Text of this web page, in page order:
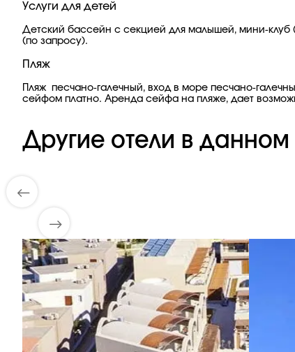
Услуги для детей
Детский бассейн с секцией для малышей, мини-клуб
(по запросу).
Пляж
Пляж песчано-галечный, вход в море песчано-
сейфом платно. Аренда сейфа на пляже, дает
Другие отели в данном